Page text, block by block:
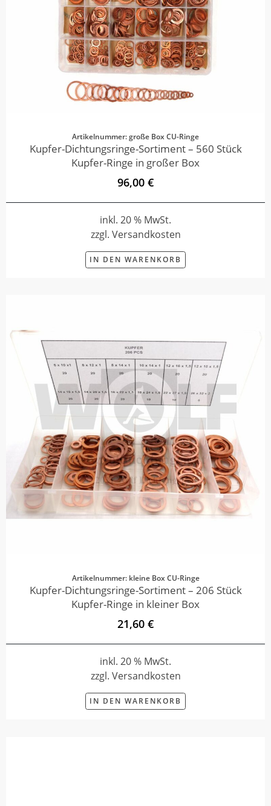
Artikelnummer: große Box CU-Ringe
Kupfer-Dichtungsringe-Sortiment – 560 Stück
Kupfer-Ringe in großer Box
96,00 €
inkl. 20 % MwSt.
zzgl. Versandkosten
IN DEN WARENKORB
Artikelnummer: kleine Box CU-Ringe
Kupfer-Dichtungsringe-Sortiment – 206 Stück
Kupfer-Ringe in kleiner Box
21,60 €
inkl. 20 % MwSt.
zzgl. Versandkosten
IN DEN WARENKORB